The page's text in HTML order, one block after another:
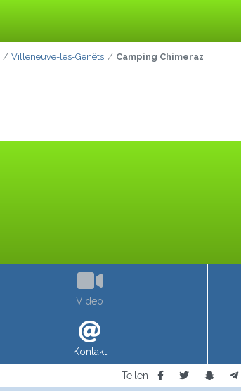
Villeneuve-les-Genêts Camping Chimeraz
Video
Kontakt
Teilen